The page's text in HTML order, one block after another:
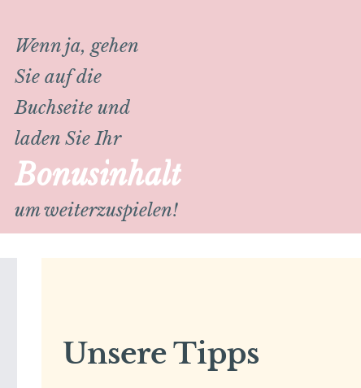
Wenn ja, gehen
Sie auf die
Buchseite und
laden Sie Ihr
Bonusinhalt
um weiterzuspielen!
Unsere Tipps